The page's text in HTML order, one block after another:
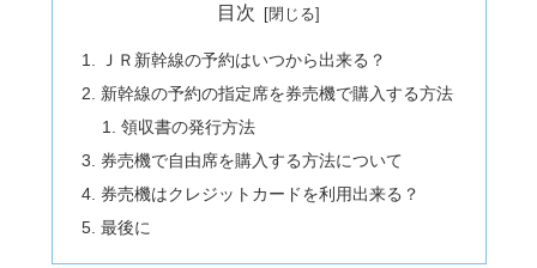
目次
ＪＲ新幹線の予約はいつから出来る？
新幹線の予約の指定席を券売機で購入する方法
領収書の発行方法
券売機で自由席を購入する方法について
券売機はクレジットカードを利用出来る？
最後に